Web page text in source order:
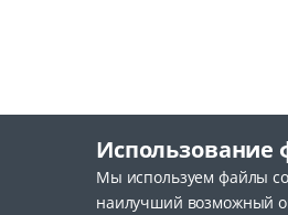
Использование
Мы используем файлы
наилучший возможный